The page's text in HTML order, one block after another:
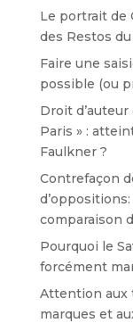
Le portrait de
des Restos
Faire une
possible (ou
Droit
Paris » :
Faulkner ?
Contrefaçon
comparaison
Pourquoi le
forcément
Attention aux
marques et